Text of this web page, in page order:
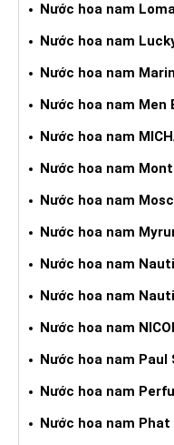
Nước hoa nam
Nước hoa nam
Nước hoa nam
Nước hoa nam Men
Nước hoa nam
Nước hoa nam
Nước hoa nam
Nước hoa nam
Nước hoa nam
Nước hoa nam
Nước hoa nam
Nước hoa nam Paul
Nước hoa nam
Nước hoa nam Phat